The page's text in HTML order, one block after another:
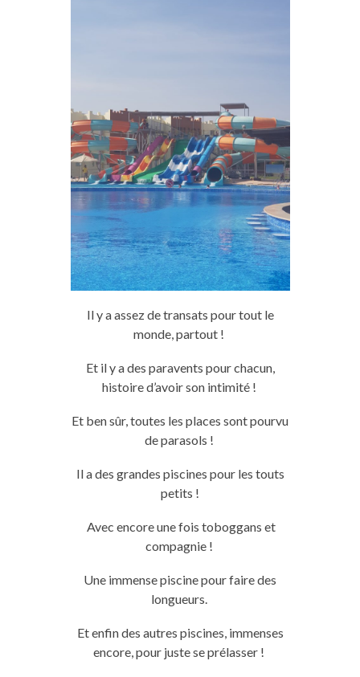
Il y a assez de transats pour tout le
monde, partout !
Et il y a des paravents pour chacun,
histoire d’avoir son intimité !
Et ben sûr, toutes les places sont pourvu
de parasols !
Il a des grandes piscines pour les touts
petits !
Avec encore une fois toboggans et
compagnie!
Une immensepiscinepour faire des
longueurs.
Et enfin des autres piscines, immenses
encore, pour juste se prélasser !